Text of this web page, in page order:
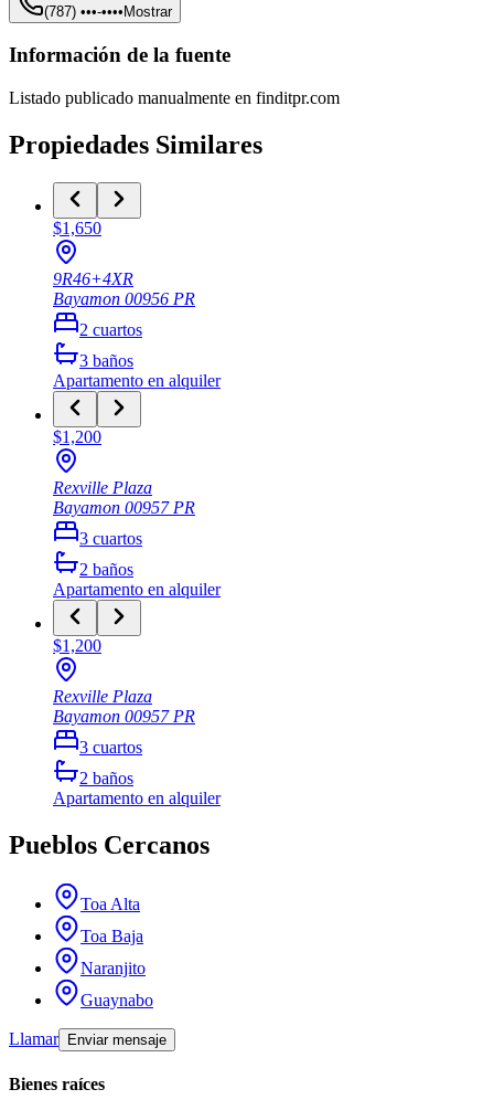
(787) •••-••••Mostrar
Información de la fuente
Listado publicado manualmente en finditpr.com
Propiedades Similares
$1,650
9R46+4XR
Bayamon 00956 PR
2 cuartos
3 baños
Apartamento en alquiler
$1,200
Rexville Plaza
Bayamon 00957PR
3 cuartos
2 baños
Apartamento en alquiler
$1,200
Rexville Plaza
Bayamon 00957PR
3 cuartos
2 baños
Apartamento en alquiler
Pueblos Cercanos
Toa Alta
Toa Baja
Naranjito
Guaynabo
Llamar Enviar mensaje
Bienes raíces